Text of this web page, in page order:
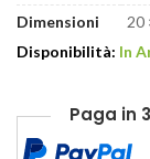
Dimensioni
20
Disponibilità: In
Paga in